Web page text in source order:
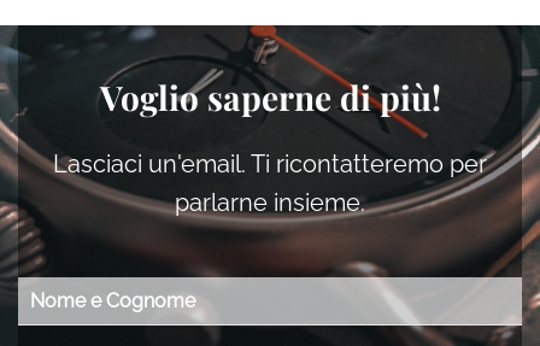
Voglio saperne di più!
Lasciaci un'email. Ti ricontatteremo per
parlarne insieme.